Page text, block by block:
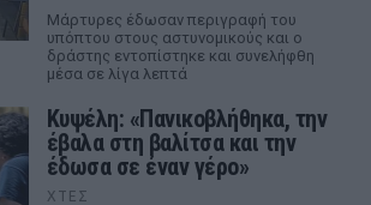
Μάρτυρες έδωσαν περιγραφή του
υπόπτου στους αστυνομικούς και ο
δράστης εντοπίστηκε και συνελήφθη
μέσα σε λίγα λεπτά
Κυψέλη: «Πανικοβλήθηκα, την
έβαλα στη βαλίτσα και την
έδωσα σε έναν γέρο»
ΧΤΕΣ